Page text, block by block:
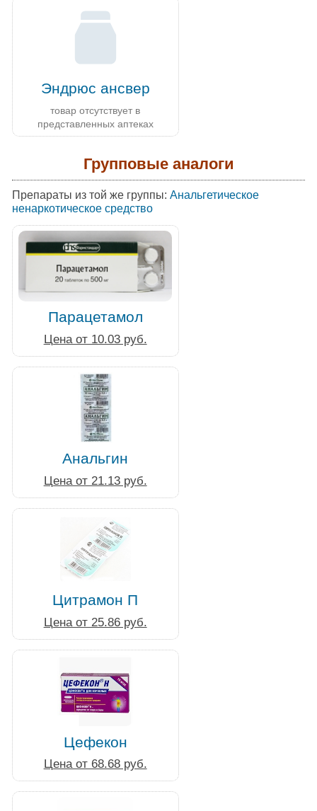
Эндрюс ансвер
товар отсутствует в
представленных аптеках
Групповые аналоги
Препараты из той же группы: Анальгетическое
ненаркотическое средство
Парацетамол
Цена от 10.03 руб.
Анальгин
Цена от 21.13 руб.
Цитрамон П
Цена от 25.86 руб.
Цефекон
Цена от 68.68 руб.